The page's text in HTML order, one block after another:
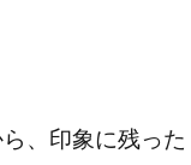
、印象に残った